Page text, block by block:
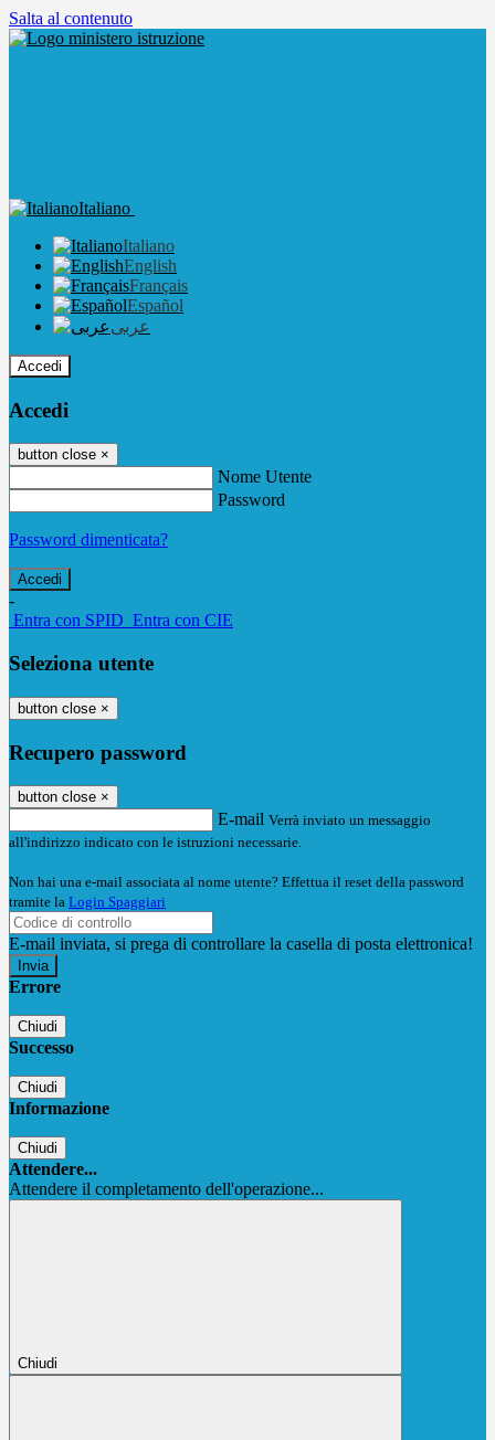
Salta al contenuto
Italiano
Italiano
English
Français
Español
عربى
Accedi
Accedi
button close ×
Nome Utente
Password
Password dimenticata?
-
Entra con SPID Entra con CIE
Seleziona utente
button close ×
Recupero password
button close ×
E-mail Verrà inviato un messaggio
all'indirizzo indicato con le istruzioni necessarie.
Non hai una e-mail associata al nome utente? Effettua il reset della password
tramite la Login Spaggiari
E-mail inviata, si prega di controllare la casella di posta elettronica!
Errore
Chiudi
Successo
Chiudi
Informazione
Chiudi
Attendere...
Attendere il completamento dell'operazione...
Chiudi